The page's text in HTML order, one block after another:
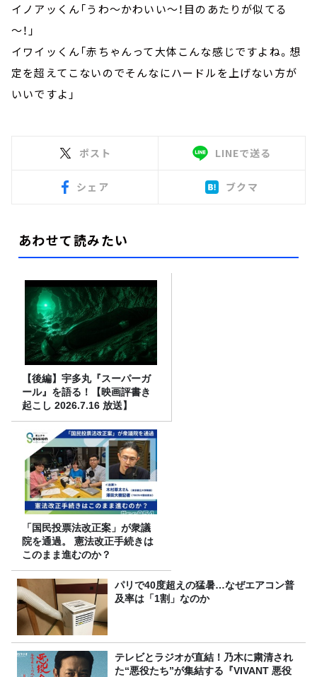
イノアッくん「うわ～かわいい～！目のあたりが似てる
～！」
イワイッくん「赤ちゃんって大体こんな感じですよね。想
定を超えてこないのでそんなにハードルを上げない方が
いいですよ」
ポスト LINEで送る
シェア ブクマ
あわせて読みたい
【後編】宇多丸『スーパーガ
ール』を語る！【映画評書き
起こし 2026.7.16 放送】
「国民投票法改正案」が衆議
院を通過。 憲法改正手続きは
このまま進むのか？
パリで40度超えの猛暑…なぜエアコン普
及率は「1割」なのか
テレビとラジオが直結！乃木に粛清され
た“悪役たち”が集結する『VIVANT 悪役